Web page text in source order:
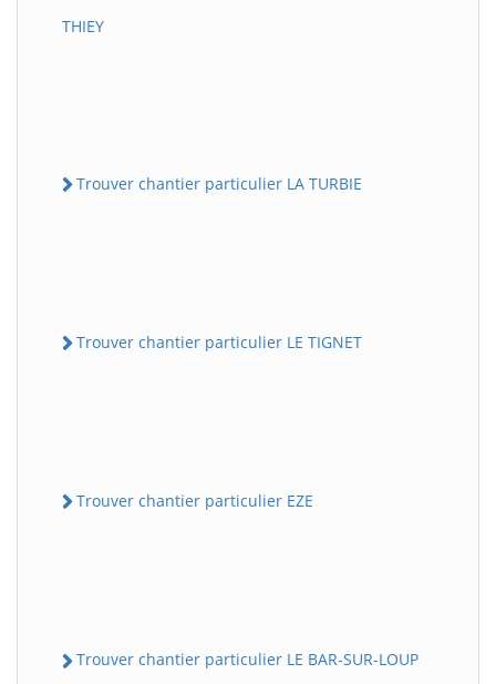
THIEY
Trouver chantier particulier LA TURBIE
Trouver chantier particulier LE TIGNET
Trouver chantier particulier EZE
Trouver chantier particulier LE BAR-SUR-LOUP